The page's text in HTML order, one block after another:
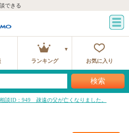
できる
ランキング お気に入り
検索
相談ID：949 疎遠の父が亡くなりました。